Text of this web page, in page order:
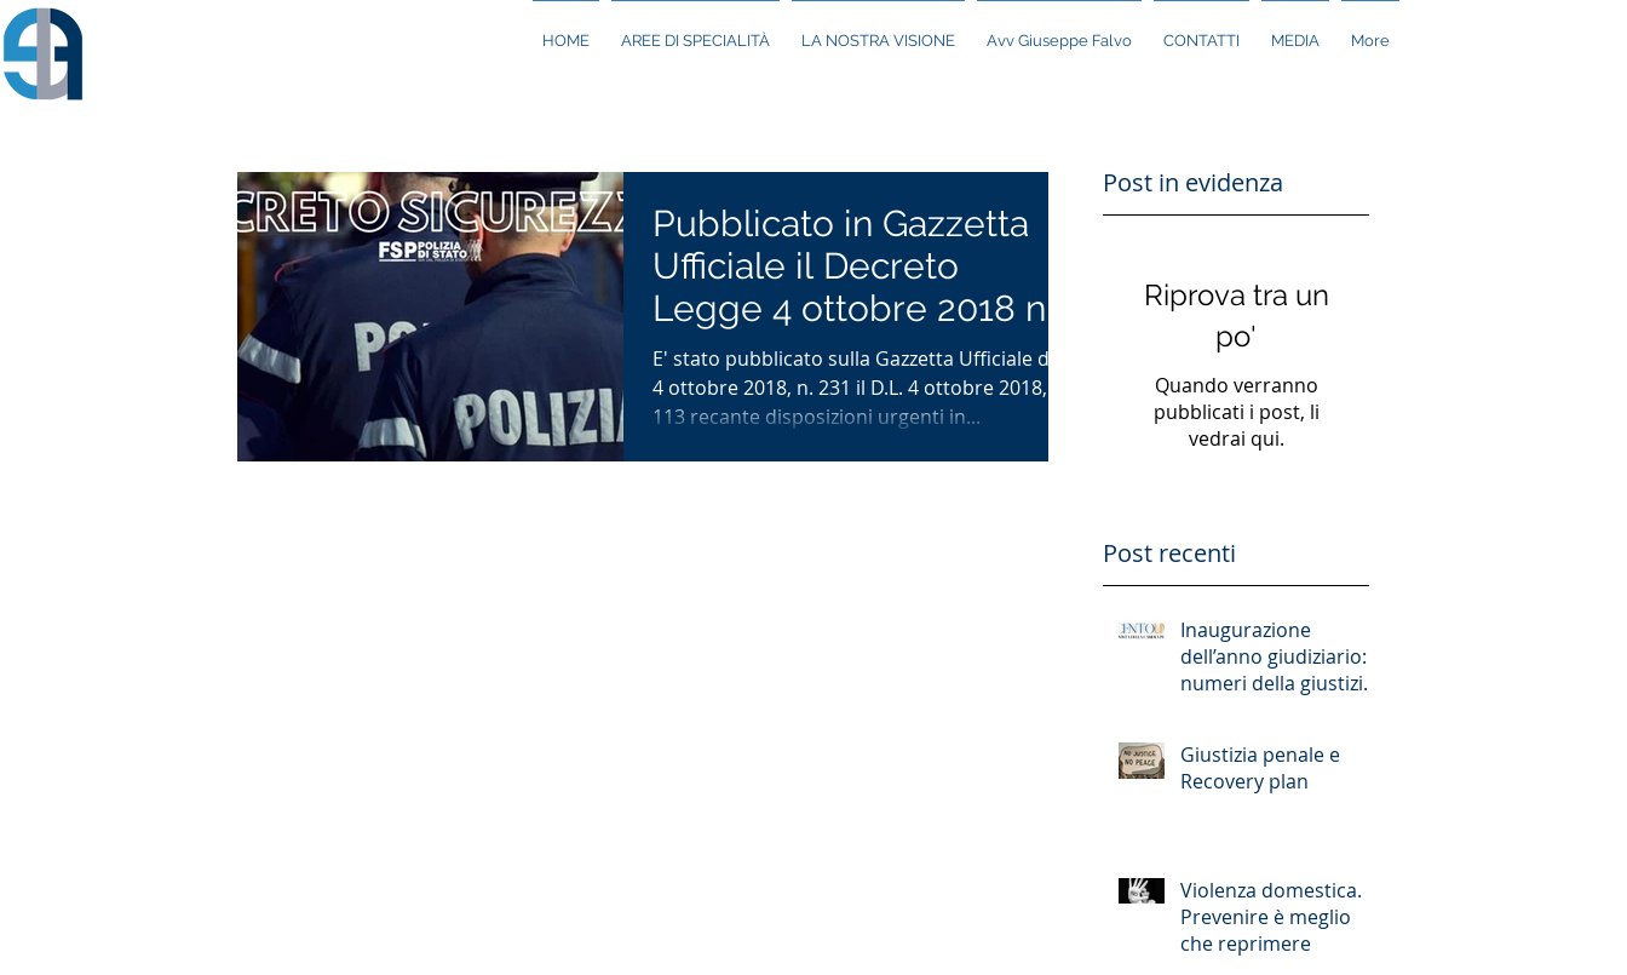
HOME AREE DI SPECIALITÀ LA NOSTRA VISIONE Avv Giuseppe Falvo CONTATTI MEDIA More
Pubblicato in Gazzetta
Ufficiale il Decreto
Legge 4 ottobre 2018 n.
113 (cd. decreto
sicurezza)
E' stato pubblicato sulla Gazzetta Ufficiale del
4 ottobre 2018, n. 231 il D.L. 4 ottobre 2018, n.
113 recante disposizioni urgenti in...
Post in evidenza
Riprova tra un
po'
Quando verranno
pubblicati i post, li
vedrai qui.
Post recenti
Inaugurazione
dell’anno giudiziario: i
numeri della giustizia
Giustizia penale e
Recovery plan
Violenza domestica.
Prevenire è meglio
che reprimere